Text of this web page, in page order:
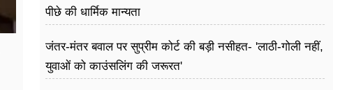
पीछे की धार्मिक मान्यता
जंतर-मंतर बवाल पर सुप्रीम कोर्ट की बड़ी नसीहत- 'लाठी-गोली नहीं,
युवाओं को काउंसलिंग की जरूरत'